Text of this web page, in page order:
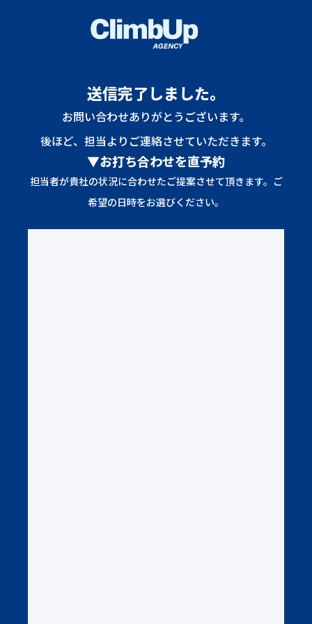
送信完了しました。
お問い合わせありがとうございます。
後ほど、担当よりご連絡させていただきます。
▼お打ち合わせを直予約
担当者が貴社の状況に合わせたご提案させて頂きます。ご
希望の日時をお選びください。